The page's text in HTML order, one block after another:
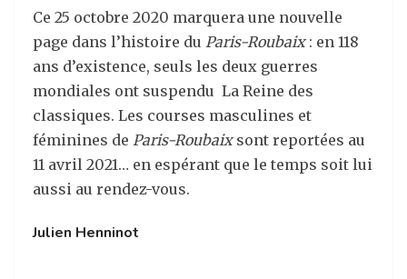
Ce 25 octobre 2020 marquera une nouvelle
page dans l’histoire du Paris-Roubaix: en 118
ans d’existence, seuls les deux guerres
mondiales ont suspendu La Reine des
classiques. Les courses masculines et
féminines de Paris-Roubaixsont reportées au
11 avril 2021… en espérant que le temps soit lui
aussi au rendez-vous.
Julien Henninot